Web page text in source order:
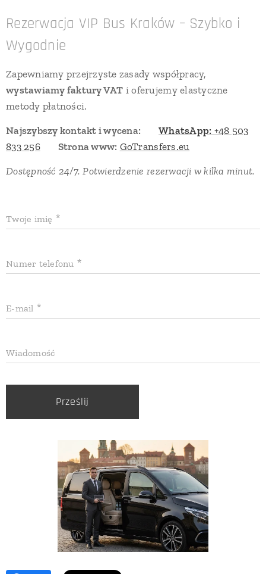
Rezerwacja VIP Bus Kraków – Szybko i
Wygodnie
Zapewniamy przejrzyste zasady współpracy,
wystawiamy faktury VAT i oferujemy elastyczne
metody płatności.
Najszybszy kontakt i wycena: 📲WhatsApp: +48 503
833 256🌐 Strona www: GoTransfers.eu
Dostępność 24/7. Potwierdzenie rezerwacji w kilka minut.
Twoje imię
Numer telefonu
E-mail
Wiadomość
Prześlij